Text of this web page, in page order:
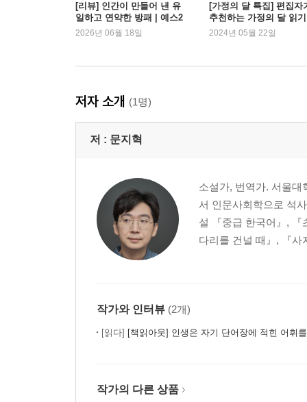
[리뷰] 인간이 만들어 낸 유
일하고 연약한 방패 | 예스2
4
2026년 06월 18일
[가정의 달 특집] 편집자
추천하는 가정의 달 읽
은 책
2024년 05월 22일
저자 소개 (1명)
저 : 문지혁
소설가, 번역가. 서울
서 인문사회학으로 석
설 『중급 한국어』,
다리를 건널 때』, 『사
작가와 인터뷰 (2개)
[읽다] [책읽아웃] 인생은 자기 단어장에 적힌 어휘를 늘려 나가
작가의 다른 상품